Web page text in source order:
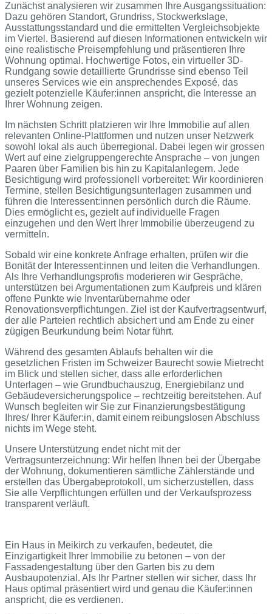
Zunächst analysieren wir zusammen Ihre Ausgangssituation:
Dazu gehören Standort, Grundriss, Stockwerkslage,
Ausstattungsstandard und die ermittelten Vergleichsobjekte
im Viertel. Basierend auf diesen Informationen entwickeln wir
eine realistische Preisempfehlung und präsentieren Ihre
Wohnung optimal. Hochwertige Fotos, ein virtueller 3D-
Rundgang sowie detaillierte Grundrisse sind ebenso Teil
unseres Services wie ein ansprechendes Exposé, das
gezielt potenzielle Käufer:innen anspricht, die Interesse an
Ihrer Wohnung zeigen.
Im nächsten Schritt platzieren wir Ihre Immobilie auf allen
relevanten Online-Plattformen und nutzen unser Netzwerk
sowohl lokal als auch überregional. Dabei legen wir grossen
Wert auf eine zielgruppengerechte Ansprache – von jungen
Paaren über Familien bis hin zu Kapitalanlegern. Jede
Besichtigung wird professionell vorbereitet: Wir koordinieren
Termine, stellen Besichtigungsunterlagen zusammen und
führen die Interessent:innen persönlich durch die Räume.
Dies ermöglicht es, gezielt auf individuelle Fragen
einzugehen und den Wert Ihrer Immobilie überzeugend zu
vermitteln.
Sobald wir eine konkrete Anfrage erhalten, prüfen wir die
Bonität der Interessent:innen und leiten die Verhandlungen.
Als Ihre Verhandlungsprofis moderieren wir Gespräche,
unterstützen bei Argumentationen zum Kaufpreis und klären
offene Punkte wie Inventarübernahme oder
Renovationsverpflichtungen. Ziel ist der Kaufvertragsentwurf,
der alle Parteien rechtlich absichert und am Ende zu einer
zügigen Beurkundung beim Notar führt.
Während des gesamten Ablaufs behalten wir die
gesetzlichen Fristen im Schweizer Baurecht sowie Mietrecht
im Blick und stellen sicher, dass alle erforderlichen
Unterlagen – wie Grundbuchauszug, Energiebilanz und
Gebäudeversicherungspolice – rechtzeitig bereitstehen. Auf
Wunsch begleiten wir Sie zur Finanzierungsbestätigung
Ihres/ Ihrer Käufer:in, damit einem reibungslosen Abschluss
nichts im Wege steht.
Unsere Unterstützung endet nicht mit der
Vertragsunterzeichnung: Wir helfen Ihnen bei der Übergabe
der Wohnung, dokumentieren sämtliche Zählerstände und
erstellen das Übergabeprotokoll, um sicherzustellen, dass
Sie alle Verpflichtungen erfüllen und der Verkaufsprozess
transparent verläuft.
Ein Haus in Meikirch zu verkaufen, bedeutet, die
Einzigartigkeit Ihrer Immobilie zu betonen – von der
Fassadengestaltung über den Garten bis zu dem
Ausbaupotenzial. Als Ihr Partner stellen wir sicher, dass Ihr
Haus optimal präsentiert wird und genau die Käufer:innen
anspricht, die es verdienen.